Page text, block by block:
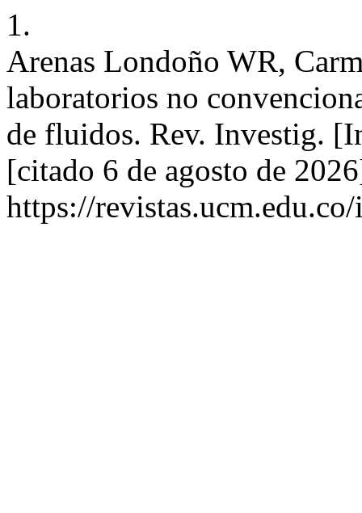
1.
Arenas Londoño WR,
laboratorios no
de fluidos. Rev. Investig.
[citado 6 de agosto de
https://